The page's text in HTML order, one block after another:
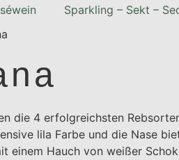
Sparkling – Sekt –
die 4 erfolgreichsten
lila Farbe und die Nase
einem Hauch von weißer